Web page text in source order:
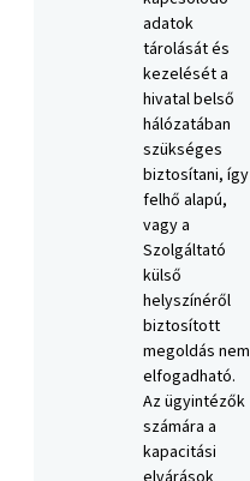
adatok
tárolását és
kezelését a
hivatal belső
hálózatában
szükséges
biztosítani, így
felhő alapú,
vagy a
Szolgáltató
külső
helyszínéről
biztosított
megoldás nem
elfogadható.
Az ügyintézők
számára a
kapacitási